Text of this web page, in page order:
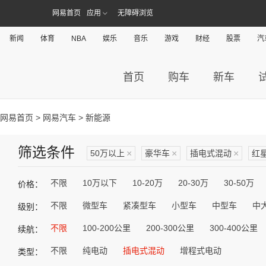
网易首页 应用 无障碍浏览
新闻 体育 NBA 娱乐 音乐 游戏 财经 股票 汽
首页 购车 新车
网易首页 > 网易汽车 > 新能源
筛选条件 50万以上 × 豪华车 × 插电式混动 × 红
价格： 不限 10万以下 10-20万 20-30万 30-50万
级别： 不限 微型车 紧凑型车 小型车 中型车 中
续航： 不限 100-200公里 200-300公里 300-400公里
类型： 不限 纯电动 插电式混动 增程式电动